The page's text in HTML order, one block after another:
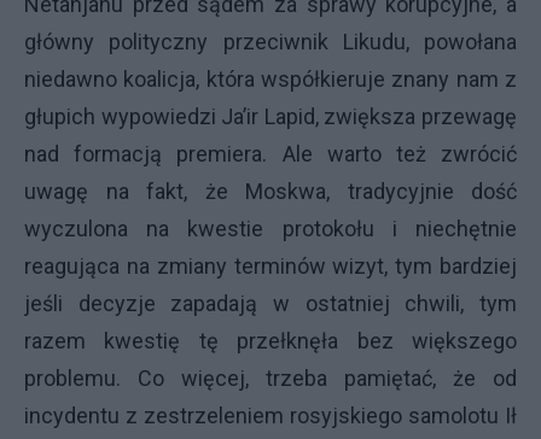
główny polityczny przeciwnik Likudu, powołana
niedawno koalicja, która współkieruje znany nam z
głupich wypowiedzi Ja’ir Lapid, zwiększa przewagę
nad formacją premiera. Ale warto też zwrócić
uwagę na fakt, że Moskwa, tradycyjnie dość
wyczulona na kwestie protokołu i niechętnie
reagująca na zmiany terminów wizyt, tym bardziej
jeśli decyzje zapadają w ostatniej chwili, tym
razem kwestię tę przełknęła bez większego
problemu. Co więcej, trzeba pamiętać, że od
incydentu z zestrzeleniem rosyjskiego samolotu Ił